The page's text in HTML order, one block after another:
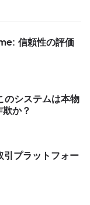
信頼性の評価
システムは本物
か？
プラットフォー